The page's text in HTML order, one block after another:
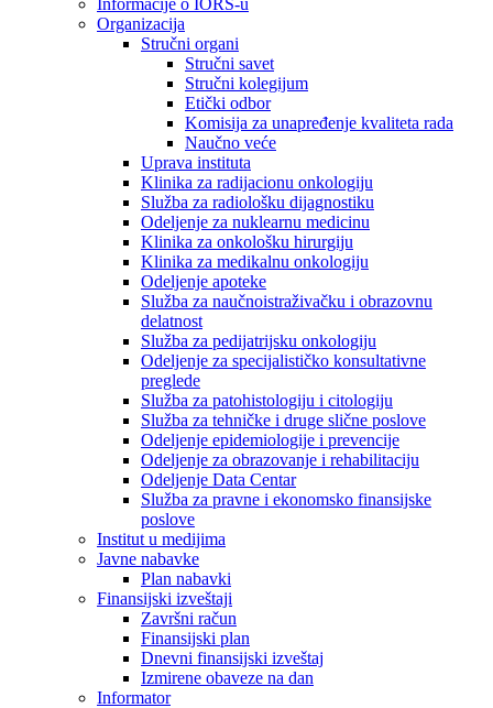
Organizacija
Stručni organi
Stručni savet
Stručni kolegijum
Etički odbor
Komisija za unapređenje kvaliteta rada
Naučno veće
Uprava instituta
Klinika za radijacionu onkologiju
Služba za radiološku dijagnostiku
Odeljenje za nuklearnu medicinu
Klinika za onkološku hirurgiju
Klinika za medikalnu onkologiju
Odeljenje apoteke
Služba za naučnoistraživačku i obrazovnu
delatnost
Služba za pedijatrijsku onkologiju
Odeljenje za specijalističko konsultativne
preglede
Služba za patohistologiju i citologiju
Služba za tehničke i druge slične poslove
Odeljenje epidemiologije i prevencije
Odeljenje za obrazovanje i rehabilitaciju
Odeljenje Data Centar
Služba za pravne i ekonomsko finansijske
poslove
Institut u medijima
Javne nabavke
Plan nabavki
Finansijski izveštaji
Završni račun
Finansijski plan
Dnevni finansijski izveštaj
Izmirene obaveze na dan
Informator